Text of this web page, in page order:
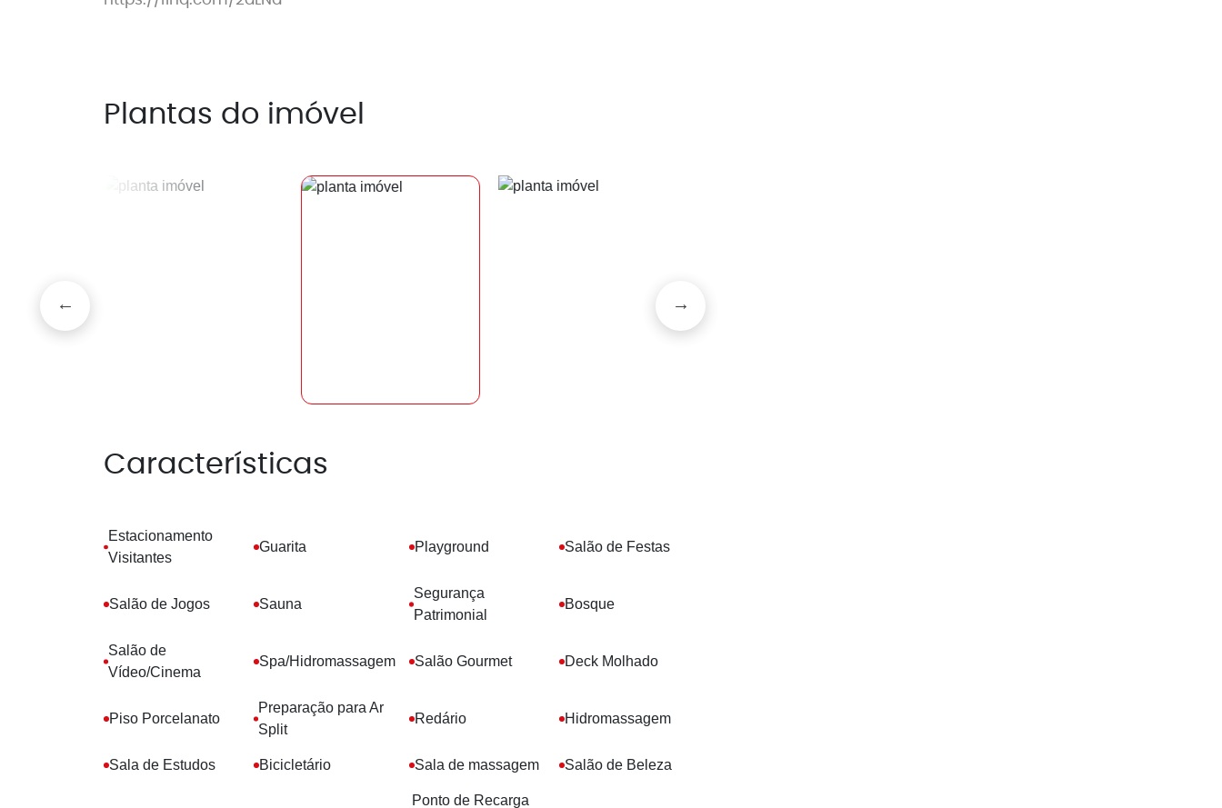
Plantas do imóvel
Características
Estacionamento
Visitantes
Guarita Playground Salão de Festas
Salão de Jogos Sauna
Segurança
Patrimonial
Bosque
Salão de
Vídeo/Cinema
Spa/Hidromassagem Salão Gourmet Deck Molhado
Piso Porcelanato
Preparação para Ar
Split
Redário Hidromassagem
Sala de Estudos Bicicletário Sala de massagem Salão de Beleza
Ponto de Recarga